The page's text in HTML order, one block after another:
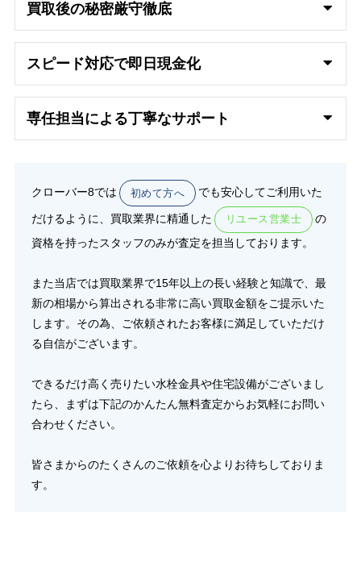
買取後の秘密厳守徹底
スピード対応で即日 現金化
専任担当による丁寧なサポート
クローバー8では 初めて方へ でも安心してご利用いた
だけるように、買取業界に精通した リユース営業士
の
資格を持ったスタッフのみが査定を担当しております。
また当店では買取業界で15年以上の長い経験と知識で、最
新の相場から算出される非常に高い買取金額をご提示いた
します。その為、ご依頼されたお客様に満足していただけ
る自信がございます。
できるだけ高く売りたい水栓金具や住宅設備がございまし
たら、まずは下記のかんたん無料査定からお気軽にお問い
合わせください。
皆さまからのたくさんのご依頼を心よりお待ちしておりま
す。